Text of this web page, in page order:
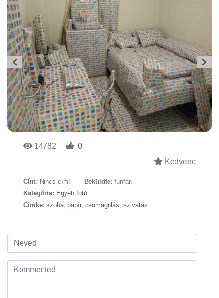
14782
0
Kedvenc
Cím: Nincs cím! Beküldte: funfan
Kategória: Egyéb fotó
Címke: szoba papír, csomagolás szívatás